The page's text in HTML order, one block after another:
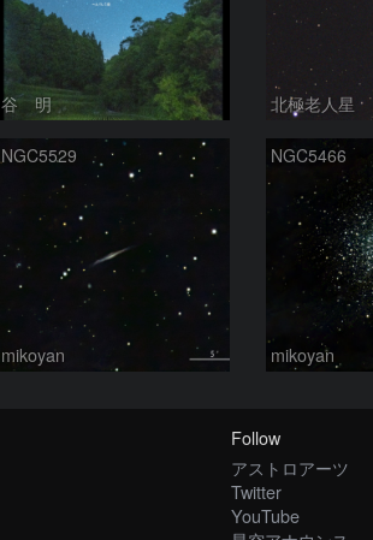
谷 明 北極老人星
NGC5529
mikoyan
NGC5466
mikoyan
Follow
アストロアーツ
Twitter
YouTube